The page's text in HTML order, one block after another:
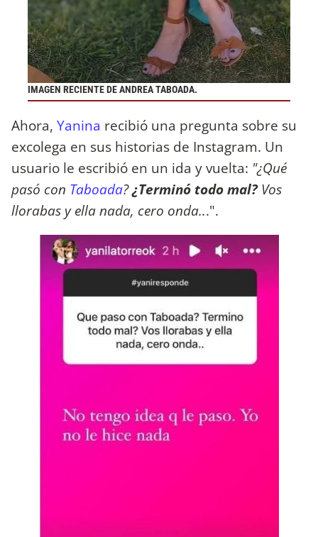
IMAGEN RECIENTE DE ANDREA TABOADA.
Ahora, Yanina recibió una pregunta sobre su
excolega en sus historias de Instagram. Un
usuario le escribió en un ida y vuelta: "¿Qué
pasó con Taboada?¿Terminó todo mal?Vos
llorabas y ella nada, cero onda...".